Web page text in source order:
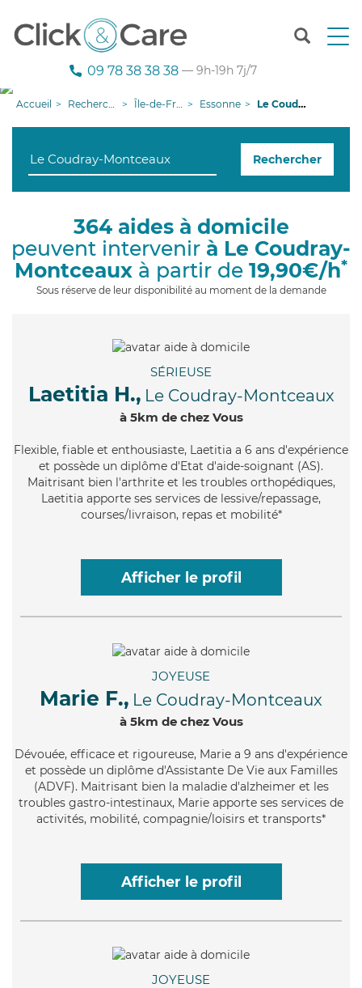
T
n
g
i
o
n
09 78 38 38 38 — 9h-19h 7j/7
Accueil Recherche aide à domicile Île-de-France Essonne Le Coudray-Montceaux
Rechercher
364 aides à domicile
peuvent intervenir à Le Coudray-
Montceaux à partir de 19,90€/h*
Sous réserve de leur disponibilité au moment de la demande
SÉRIEUSE
Laetitia H., Le Coudray-Montceaux
à 5km de chez Vous
Flexible, fiable et enthousiaste, Laetitia a 6 ans d'expérience
et possède un diplôme d'Etat d'aide-soignant (AS).
Maitrisant bien l'arthrite et les troubles orthopédiques,
Laetitia apporte ses services de lessive/repassage,
courses/livraison, repas et mobilité*
Afficher le profil
JOYEUSE
Marie F., Le Coudray-Montceaux
à 5km de chez Vous
Dévouée, efficace et rigoureuse, Marie a 9 ans d'expérience
et possède un diplôme d'Assistante De Vie aux Familles
(ADVF). Maitrisant bien la maladie d'alzheimer et les
troubles gastro-intestinaux, Marie apporte ses services de
activités, mobilité, compagnie/loisirs et transports*
Afficher le profil
JOYEUSE